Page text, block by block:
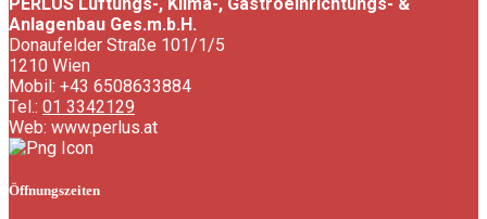
Anlagenbau Ges.m.b.H.
Donaufelder Straße 101/1/5
1210 Wien
Mobil: +43 6508633884
Tel.: 01 3342129
Web: www.perlus.at
Öffnungszeiten